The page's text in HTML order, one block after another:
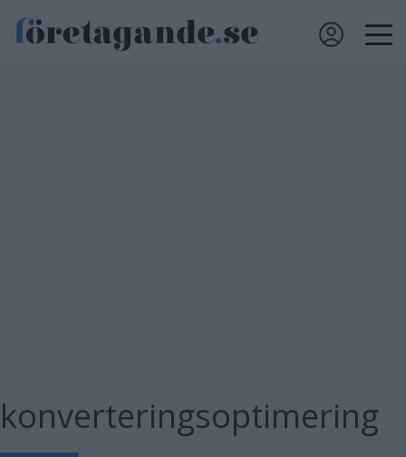
konverteringsoptimering